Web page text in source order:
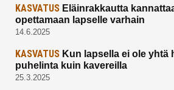
KASVATUS Eläinrakkautta
opettamaan lapselle varhain
14.6.2025
KASVATUS Kun lapsella ei ole yhtä
puhelinta kuin kavereilla
25.3.2025